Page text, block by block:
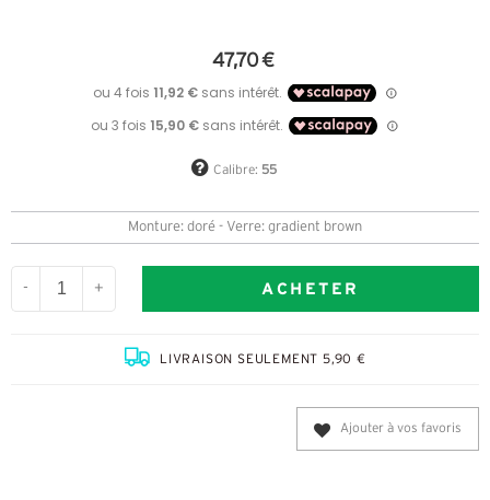
47,70 €
Calibre: 55
Monture: doré - Verre: gradient brown
- + ACHETER
LIVRAISON SEULEMENT 5,90 €
Ajouter à vos favoris